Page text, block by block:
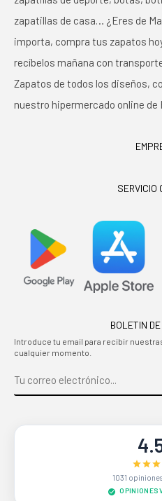
zapatillas de casa… ¿Eres de
importa, compra tus zapatos
recíbelos mañana con
Zapatos de todos los diseños,
nuestro hipermercado online de
SERVICIO
BOLETIN
Introduce tu email para recibir
cualquier momento.
1031
OPINIONES